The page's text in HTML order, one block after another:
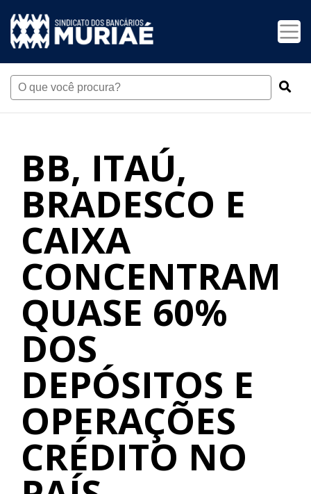
BB, ITAÚ,
BRADESCO E
CAIXA
CONCENTRAM
QUASE 60%
DOS
DEPÓSITOS E
OPERAÇÕES
CRÉDITO NO